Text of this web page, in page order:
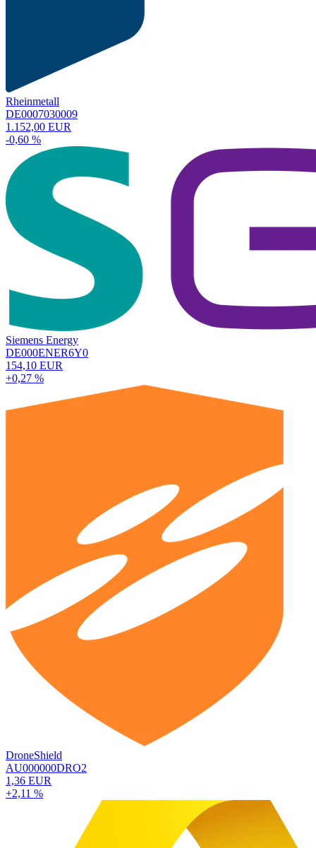
Rheinmetall
DE0007030009
1.152,00 EUR
-0,60 %
Siemens Energy
DE000ENER6Y0
154,10 EUR
+0,27 %
DroneShield
AU000000DRO2
1,36 EUR
+2,11 %